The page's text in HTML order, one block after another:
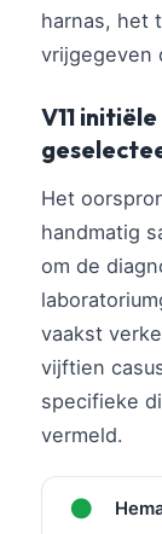
harnas, het
vrijgegeven
V11
Het
handmatig
om de
vaakst
vijftien
specifieke
vermeld.
●